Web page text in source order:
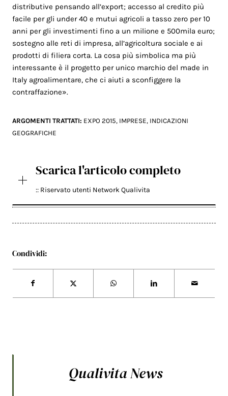
distributive pensando all’export; accesso al credito più
facile per gli under 40 e mutui agricoli a tasso zero per 10
anni per gli investimenti fino a un milione e 500mila euro;
sostegno alle reti di impresa, all’agricoltura sociale e ai
prodotti di filiera corta. La cosa più simbolica ma più
interessante è il progetto per unico marchio del made in
Italy agroalimentare, che ci aiuti a sconfiggere la
contraffazione».
ARGOMENTI TRATTATI: EXPO 2015, IMPRESE, INDICAZIONI
GEOGRAFICHE
Scarica l'articolo completo
:: Riservato utenti Network Qualivita
Condividi:
Qualivita News